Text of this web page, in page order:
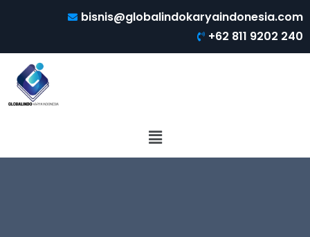
bisnis@globalindokaryaindonesia.com
+62 811 9202 240